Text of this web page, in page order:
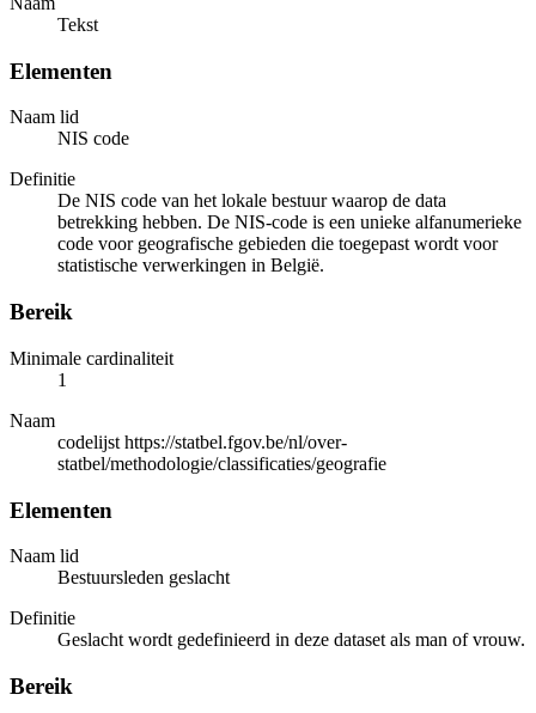
Tekst
Elementen
Naam lid
NIS code
Definitie
De NIS code van het lokale bestuur waarop de data
betrekking hebben. De NIS-code is een unieke alfanumerieke
code voor geografische gebieden die toegepast wordt voor
statistische verwerkingen in België.
Bereik
Minimale cardinaliteit
1
Naam
codelijst https://statbel.fgov.be/nl/over-
statbel/methodologie/classificaties/geografie
Elementen
Naam lid
Bestuursleden geslacht
Definitie
Geslacht wordt gedefinieerd in deze dataset als man of vrouw.
Bereik